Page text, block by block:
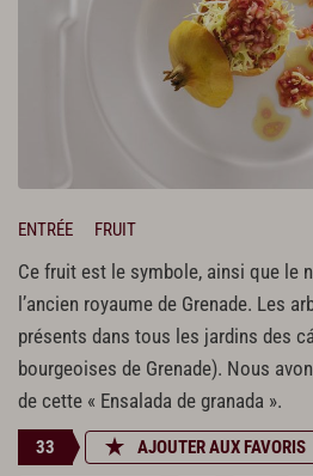
ENTRÉE FRUIT
Ce fruit est le symbole, ainsi que le
l’ancien royaume de Grenade. Les
présents dans tous les jardins des
bourgeoises de Grenade). Nous
de cette « Ensalada de granada ».
33 AJOUTER AUX FAVORIS